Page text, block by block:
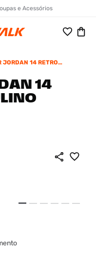
e Acessórios
JORDAN 14 RETRO
14